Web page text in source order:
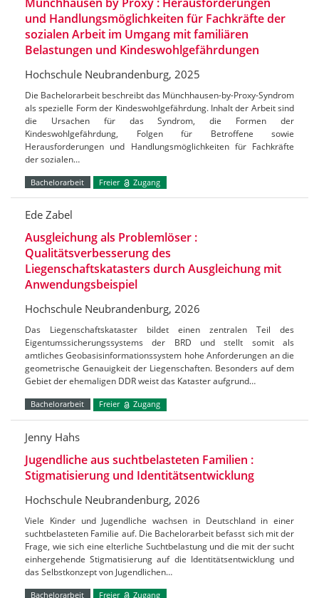
und Handlungsmöglichkeiten für Fachkräfte der
sozialen Arbeit im Umgang mit familiären
Belastungen und Kindeswohlgefährdungen
Hochschule Neubrandenburg, 2025
Die Bachelorarbeit beschreibt das Münchhausen-by-Proxy-Syndrom
als spezielle Form der Kindeswohlgefährdung. Inhalt der Arbeit sind
die Ursachen für das Syndrom, die Formen der
Kindeswohlgefährdung, Folgen für Betroffene sowie
Herausforderungen und Handlungsmöglichkeiten für Fachkräfte
der sozialen…
Bachelorarbeit Freier Zugang
Ede Zabel
Ausgleichung als Problemlöser :
Qualitätsverbesserung des
Liegenschaftskatasters durch Ausgleichung mit
Anwendungsbeispiel
Hochschule Neubrandenburg, 2026
Das Liegenschaftskataster bildet einen zentralen Teil des
Eigentumssicherungssystems der BRD und stellt somit als
amtliches Geobasisinformationssystem hohe Anforderungen an die
geometrische Genauigkeit der Liegenschaften. Besonders auf dem
Gebiet der ehemaligen DDR weist das Kataster aufgrund…
Bachelorarbeit Freier Zugang
Jenny Hahs
Jugendliche aus suchtbelasteten Familien :
Stigmatisierung und Identitätsentwicklung
Hochschule Neubrandenburg, 2026
Viele Kinder und Jugendliche wachsen in Deutschland in einer
suchtbelasteten Familie auf. Die Bachelorarbeit befasst sich mit der
Frage, wie sich eine elterliche Suchtbelastung und die mit der sucht
einhergehende Stigmatisierung auf die Identitätsentwicklung und
das Selbstkonzept von Jugendlichen…
Bachelorarbeit Freier Zugang